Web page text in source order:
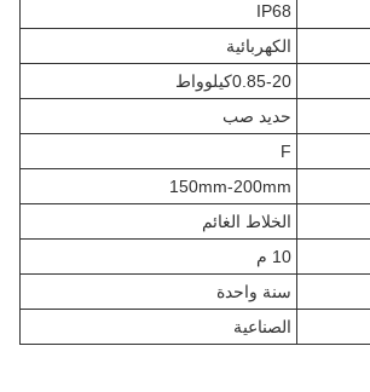
IP68
الكهربائية
0.85-20كيلوواط
حديد صب
F
150mm-200mm
الخلاط الغائم
10 م
سنة واحدة
الصناعية